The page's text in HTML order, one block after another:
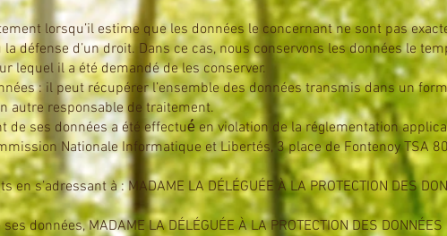
lorsqu’il estime que les données le concernant ne sont pas
défense d’un droit. Dans ce cas, nous conservons les données le
lequel il a été demandé de les conserver.
: il peut récupérer l’ensemble des données transmis dans un
autre responsable de traitement.
de ses données a été effectué́ en violation de la réglementation
Nationale Informatique et Libertés, 3 place de Fontenoy TSA
s’adressant à : MADAME LA DÉLÉGUÉE À LA PROTECTION DES
données, MADAME LA DÉLÉGUÉE À LA PROTECTION DES